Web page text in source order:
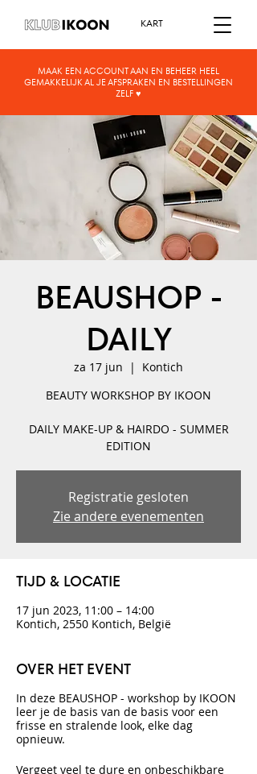
KART
MAAK EEN ACCOUNT AAN EN BEHEER HEEL
GEMAKKELIJK AL JE AFSPRAKEN EN BESTELLINGEN
ZELF ♥︎
BEAUSHOP -
DAILY
za 17 jun
  |
Kontich
BEAUTY WORKSHOP BY IKOON
DAILY MAKE-UP & HAIRDO - SUMMER
EDITION
Registratie gesloten
Zie andere evenementen
TIJD & LOCATIE
17 jun 2023, 11:00 – 14:00
Kontich, 2550 Kontich, België
OVER HET EVENT
In deze BEAUSHOP - workshop by IKOON
leer je de basis van de basis voor een
frisse en stralende look, elke dag
opnieuw.
Vergeet veel te dure en onbeschikbare